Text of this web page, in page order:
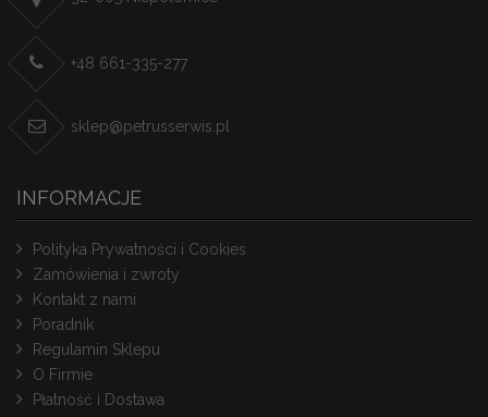
+48 661-335-277
sklep@petrusserwis.pl
INFORMACJE
Polityka Prywatności i Cookies
Zamówienia i zwroty
Kontakt z nami
Poradnik
Regulamin Sklepu
O Firmie
Płatność i Dostawa